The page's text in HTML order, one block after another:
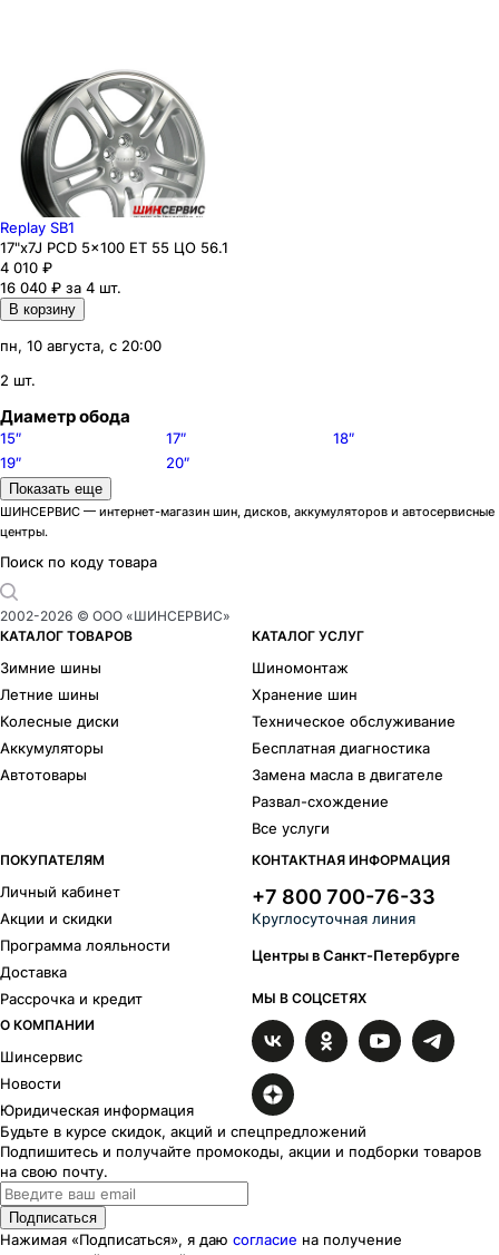
Replay SB1
17"x7J PCD 5x100 ЕТ 55 ЦО 56.1
4 010 ₽
16 040 ₽ за 4 шт.
В корзину
пн, 10 августа, с 20:00
2 шт.
Диаметр обода
15″ 17″
18″
19″
20″
Модели дисков Replay
A35 1
B171 1
GN23 1
INF10
MZ23
1
NS101 1
Показать еще
ШИНСЕРВИС — интернет-магазин шин, дисков, аккумуляторов и автосервисные
центры.
Поиск по коду товара
2002-2026 © ООО «ШИНСЕРВИС»
КАТАЛОГ ТОВАРОВ
Зимние шины
Летние шины
Колесные диски
Аккумуляторы
Автотовары
КАТАЛОГ УСЛУГ
Шиномонтаж
Хранение шин
Техническое обслуживание
Бесплатная диагностика
Замена масла в двигателе
Развал-схождение
Все услуги
ПОКУПАТЕЛЯМ
Личный кабинет
Акции и скидки
Программа лояльности
Доставка
Рассрочка и кредит
О КОМПАНИИ
Шинсервис
Новости
Юридическая информация
КОНТАКТНАЯ ИНФОРМАЦИЯ
+7 800 700-76-33
Круглосуточная линия
Центры в Санкт-Петербурге
МЫ В СОЦСЕТЯХ
Будьте в курсе скидок, акций и спецпредложений
Подпишитесь и получайте промокоды, акции и подборки товаров
на свою почту.
Подписаться
Нажимая «Подписаться», я даю согласие на получение